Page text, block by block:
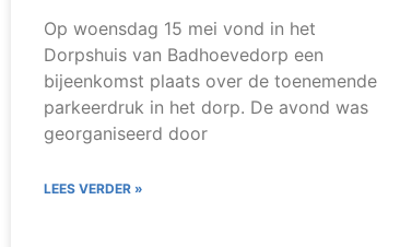
Op woensdag 15 mei vond in het
Dorpshuis van Badhoevedorp een
bijeenkomst plaats over de toenemende
parkeerdruk in het dorp. De avond was
georganiseerd door
LEES VERDER »